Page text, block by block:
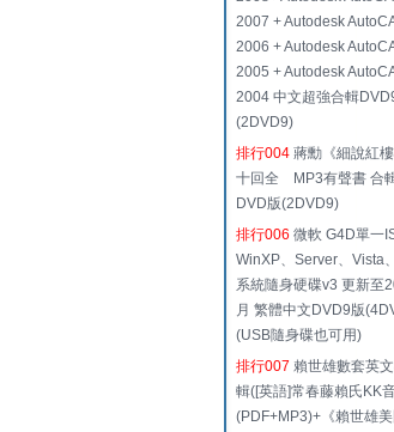
2007 + Autodesk
2006 + Autodesk
2005 + Autodesk
2004 中文超強合輯
(2DVD9)
排行004 蔣勳《細說紅
十回全 MP3有聲書 合
DVD版(2DVD9)
排行006 微軟 G4D單一
WinXP、Server、Vista
系統隨身硬碟v3 更新至
月 繁體中文DVD9版
(USB隨身碟也可用)
排行007 賴世雄數套英
輯([英語]常春藤賴氏KK
(PDF+MP3)+《賴世雄